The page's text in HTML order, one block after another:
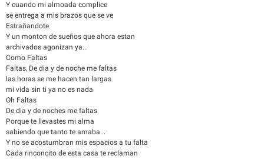
Y cuando mi almoada complice
se entrega a mis brazos que se ve
Estrañandote
Y un monton de sueños que ahora estan
archivados agonizan ya...
Como Faltas
Faltas, De dia y de noche me faltas
las horas se me hacen tan largas
mi vida sin ti ya no es nada
Oh Faltas
De dia y de noches me faltas
Porque te llevastes mi alma
sabiendo que tanto te amaba...
Y no se acostumbran mis espacios a tu falta
Cada rinconcito de esta casa te reclaman